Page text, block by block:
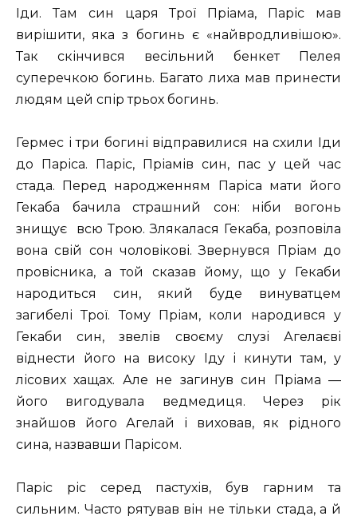
Іди. Там син царя Трої Пріама, Паріс мав
вирішити, яка з богинь є «найвродливішою».
Так скінчився весільний бенкет Пелея
суперечкою богинь. Багато лиха мав принести
людям цей спір трьох богинь.
Гермес і три богині відправилися на схили Іди
до Паріса. Паріс, Пріамів син, пас у цей час
стада. Перед народженням Паріса мати його
Гекаба бачила страшний сон: ніби вогонь
знищує всю Трою. Злякалася Гекаба, розповіла
вона свій сон чоловікові. Звернувся Пріам до
провісника, а той сказав йому, що у Гекаби
народиться син, який буде винуватцем
загибелі Трої. Тому Пріам, коли народився у
Гекаби син, звелів своєму слузі Агелаєві
віднести його на високу Іду і кинути там, у
лісових хащах. Але не загинув син Пріама —
його вигодувала ведмедиця. Через рік
знайшов його Агелай і виховав, як рідного
сина, назвавши Парісом.
Паріс ріс серед пастухів, був гарним та
сильним. Часто рятував він не тільки стада, а й